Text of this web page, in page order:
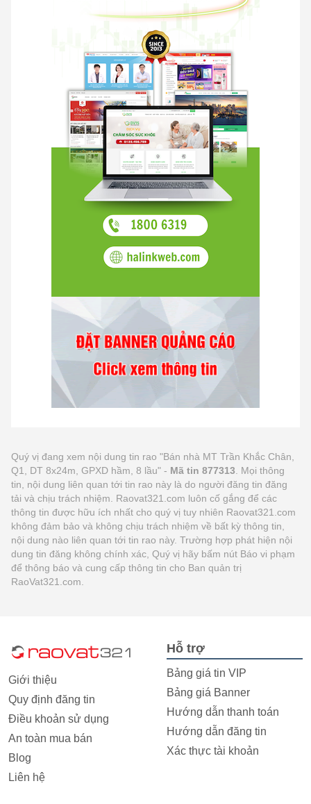
Quý vị đang xem nội dung tin rao "Bán nhà MT Trần Khắc Chân,
Q1, DT 8x24m, GPXD hầm, 8 lầu" - Mã tin 877313 . Mọi thông
tin, nội dung liên quan tới tin rao này là do người đăng tin đăng
tải và chịu trách nhiệm. Raovat321.com luôn cố gắng để các
thông tin được hữu ích nhất cho quý vị tuy nhiên Raovat321.com
không đảm bảo và không chịu trách nhiệm về bất kỳ thông tin,
nội dung nào liên quan tới tin rao này. Trường hợp phát hiện nội
dung tin đăng không chính xác, Quý vị hãy bấm nút Báo vi phạm
để thông báo và cung cấp thông tin cho Ban quản trị
RaoVat321.com.
Giới thiệu
Quy định đăng tin
Điều khoản sử dụng
An toàn mua bán
Blog
Liên hệ
Hỗ trợ
Bảng giá tin VIP
Bảng giá Banner
Hướng dẫn thanh toán
Hướng dẫn đăng tin
Xác thực tài khoản